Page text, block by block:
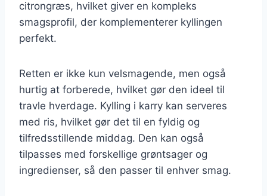
citrongræs, hvilket giver en kompleks
smagsprofil, der komplementerer kyllingen
perfekt.
Retten er ikke kun velsmagende, men også
hurtig at forberede, hvilket gør den ideel til
travle hverdage. Kylling i karry kan serveres
med ris, hvilket gør det til en fyldig og
tilfredsstillende middag. Den kan også
tilpasses med forskellige grøntsager og
ingredienser, så den passer til enhver smag.